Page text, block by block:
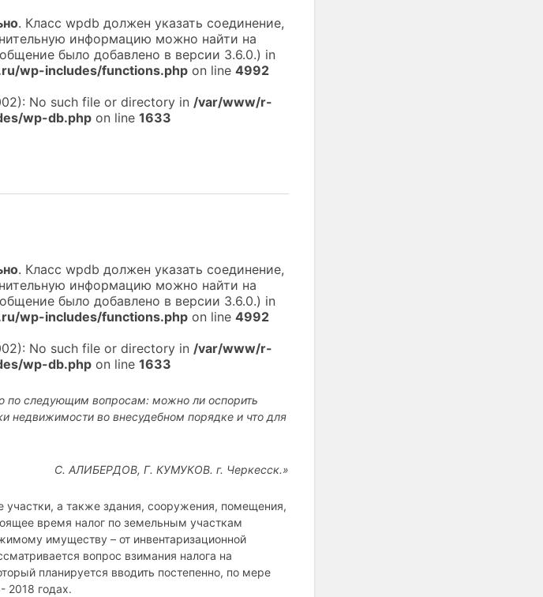
. Класс wpdb должен указать соединение,
информацию можно найти на
было добавлено в версии 3.6.0.) in
wp-includes/functions.php on line 4992
No such file or directory in /var/www/r-
wp-db.php on line 1633
. Класс wpdb должен указать соединение,
информацию можно найти на
было добавлено в версии 3.6.0.) in
wp-includes/functions.php on line 4992
No such file or directory in /var/www/r-
wp-db.php on line 1633
по следующим вопросам: можно ли оспорить
недвижимости во внесудебном порядке и что для
С. АЛИБЕРДОВ, Г. КУМУКОВ. г. Черкесск.»
а также здания, сооружения, помещения,
время налог по земельным участкам
имуществу – от инвентаризационной
вопрос взимания налога на
планируется вводить постепенно, по мере
2018 годах.